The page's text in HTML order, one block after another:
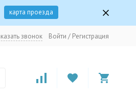
карта проезда
звонок Войти / Регистрация